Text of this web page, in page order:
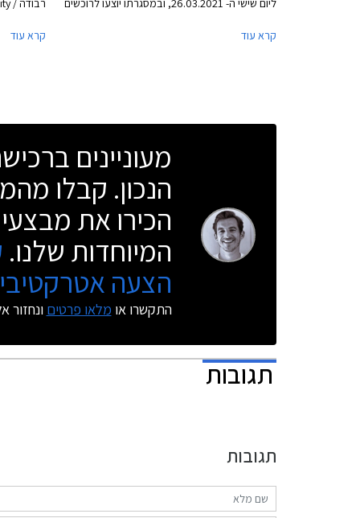
ליום שישי ה- 26.03.2021, ובמסגרתו יוצעו לרוכשים
קרא עוד
בטויוטה
קרא עוד
מעוניינים
הנכון. קבלו
הכירו את
המיוחדות שלנו.
הצעה
התקשרו או מלאו פרטים ונחזור
תגובות
תגובות